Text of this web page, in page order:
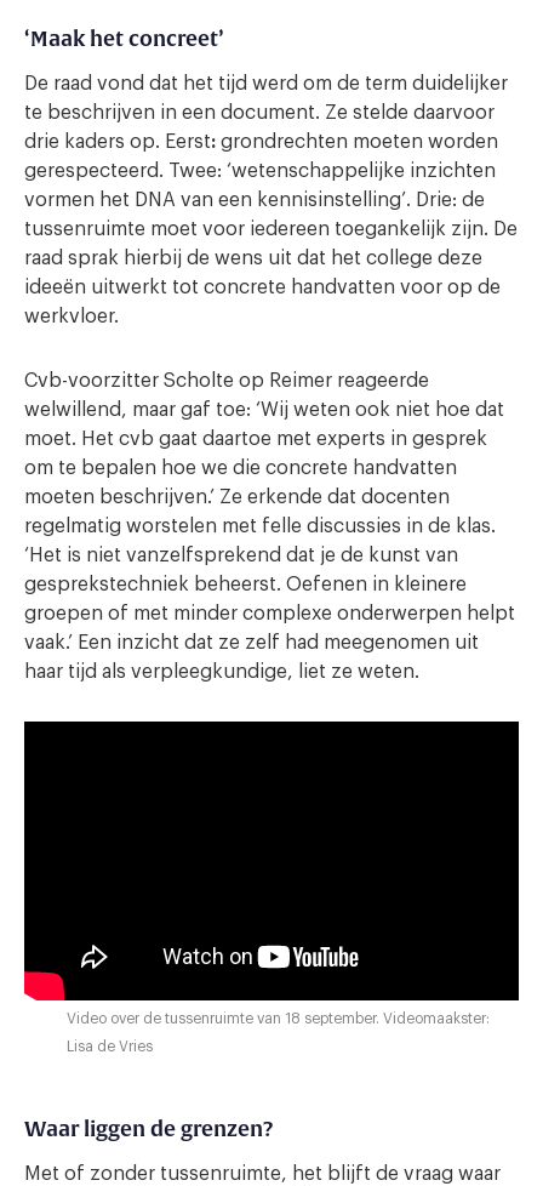
‘Maak het concreet’
De raad vond dat het tijd werd om de term duidelijker
te beschrijven in een document. Ze stelde daarvoor
drie kaders op. Eerst: grondrechten moeten worden
gerespecteerd. Twee: ‘wetenschappelijke inzichten
vormen het DNA van een kennisinstelling’. Drie: de
tussenruimte moet voor iedereen toegankelijk zijn. De
raad sprak hierbij de wens uit dat het college deze
ideeën uitwerkt tot concrete handvatten voor op de
werkvloer.
Cvb-voorzitter Scholte op Reimer reageerde
welwillend, maar gaf toe: ‘Wij weten ook niet hoe dat
moet. Het cvb gaat daartoe met experts in gesprek
om te bepalen hoe we die concrete handvatten
moeten beschrijven.’ Ze erkende dat docenten
regelmatig worstelen met felle discussies in de klas.
‘Het is niet vanzelfsprekend dat je de kunst van
gesprekstechniek beheerst. Oefenen in kleinere
groepen of met minder complexe onderwerpen helpt
vaak.’ Een inzicht dat ze zelf had meegenomen uit
haar tijd als verpleegkundige, liet ze weten.
Video over de tussenruimte van 18 september. Videomaakster:
Lisa de Vries
Waar liggen de grenzen?
Met of zonder tussenruimte, het blijft de vraag waar